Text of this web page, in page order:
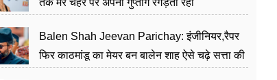
तक मेरे चेहरे पर अपना गुप्तांग रगड़ती रही
Balen Shah Jeevan Parichay: इंजीनियर,रैपर
फिर काठमांडू का मेयर बन बालेन शाह ऐसे चढ़े सत्ता की